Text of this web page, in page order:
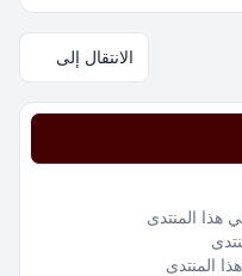
الانتقال إلى
هذا المنتدى
المنتدى